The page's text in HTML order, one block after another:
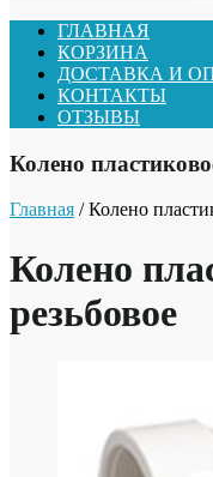
ГЛАВНАЯ
КОРЗИНА
ДОСТАВКА И
КОНТАКТЫ
ОТЗЫВЫ
Колено
Главная / Колено
Колено
резьбовое